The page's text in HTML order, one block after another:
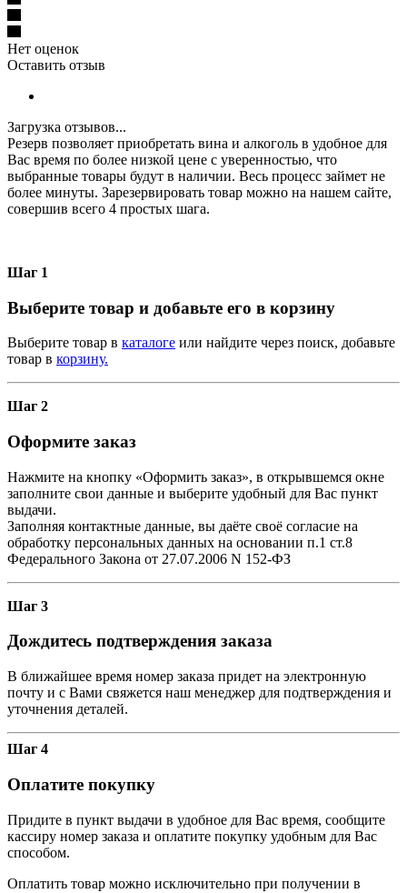
Нет оценок
Оставить отзыв
Загрузка отзывов...
Резерв позволяет приобретать вина и алкоголь в удобное для
Вас время по более низкой цене с уверенностью, что
выбранные товары будут в наличии. Весь процесс займет не
более минуты. Зарезервировать товар можно на нашем сайте,
совершив всего 4 простых шага.
Шаг 1
Выберите товар и добавьте его в корзину
Выберите товар в каталоге или найдите через поиск, добавьте
товар в корзину.
Шаг 2
Оформите заказ
Нажмите на кнопку «Оформить заказ», в открывшемся окне
заполните свои данные и выберите удобный для Вас пункт
выдачи.
Заполняя контактные данные, вы даёте своё согласие на
обработку персональных данных на основании п.1 ст.8
Федерального Закона от 27.07.2006 N 152-ФЗ
Шаг 3
Дождитесь подтверждения заказа
В ближайшее время номер заказа придет на электронную
почту и с Вами свяжется наш менеджер для подтверждения и
уточнения деталей.
Шаг 4
Оплатите покупку
Придите в пункт выдачи в удобное для Вас время, сообщите
кассиру номер заказа и оплатите покупку удобным для Вас
способом.
Оплатить товар можно исключительно при получении в